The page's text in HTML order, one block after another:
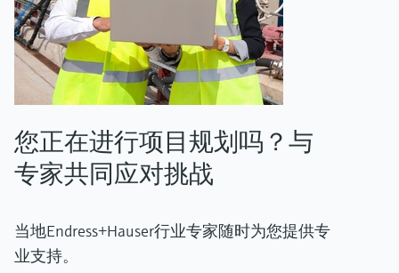
您正在进行项目规划吗？与
专家共同应对挑战
当地Endress+Hauser行业专家随时为您提供专
业支持。